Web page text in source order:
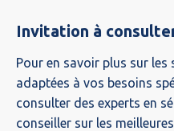
Invitation à
Pour en savoir plus sur
adaptées à vos besoins
consulter des experts en
conseiller sur les